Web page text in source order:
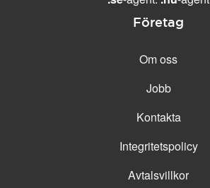
30 dagars kostnadsfritt test
Företag
Om oss
Jobb
Kontakta
Integritetspolicy
Avtalsvillkor